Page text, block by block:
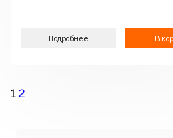
Подробнее В
1 2